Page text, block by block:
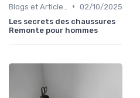
• 02/10/2025
Les secrets des chaussures
Remonte pour hommes